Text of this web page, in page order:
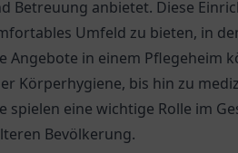
Betreuung anbietet. Diese
Umfeld zu bieten, in
Angebote in einem Pflegeheim
Körperhygiene, bis hin zu
spielen eine wichtige Rolle im
Bevölkerung.